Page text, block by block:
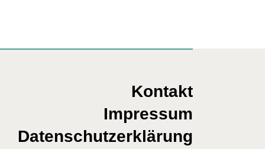
Kontakt
Impressum
Datenschutzerklärung